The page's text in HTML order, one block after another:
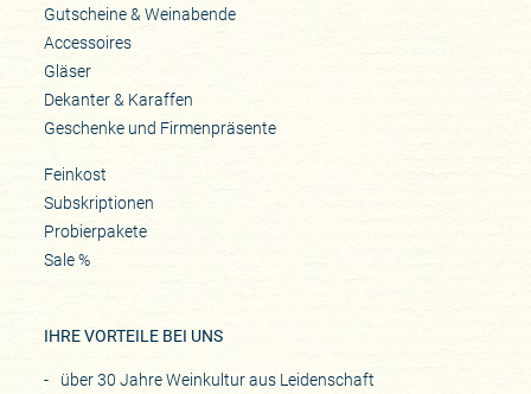
Gutscheine & Weinabende
Accessoires
Gläser
Dekanter & Karaffen
Geschenke und Firmenpräsente
Feinkost
Subskriptionen
Probierpakete
Sale %
IHRE VORTEILE BEI UNS
über 30 Jahre Weinkultur aus Leidenschaft